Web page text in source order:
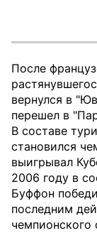
После
вернулся в
перешел в
В составе
становился
выигрывал
2006 году в
Буффон
последним
чемпионского